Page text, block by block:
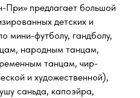
При» предлагает большой
детских и
мини-футболу, гандболу,
народным танцам,
танцам, чир-
и художественной),
саньда, капоэйра,